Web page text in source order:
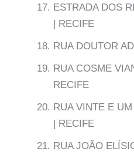
ESTRADA DOS
| RECIFE
RUA DOUTOR
RUA COSME
RECIFE
RUA VINTE E
| RECIFE
RUA JOÃO